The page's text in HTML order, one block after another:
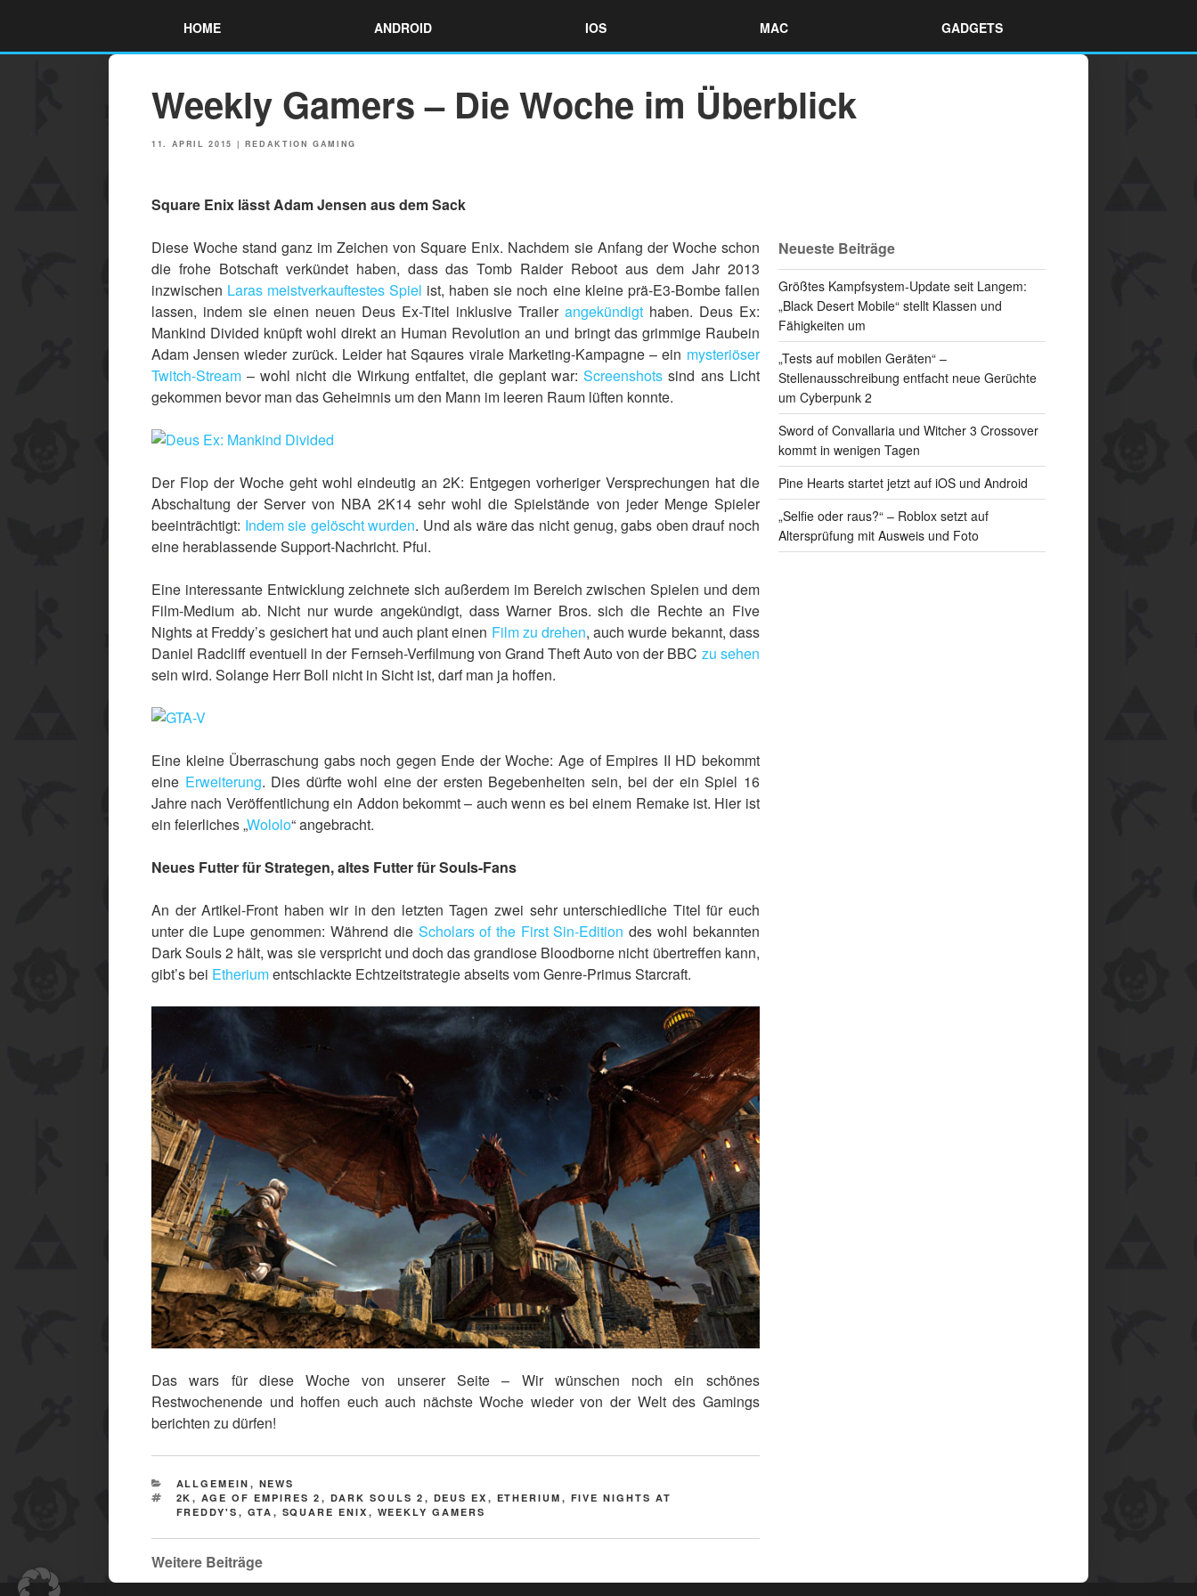
content
HOME ANDROID IOS MAC GADGETS
Weekly Gamers – Die Woche im Überblick
POSTED
11. APRIL 2015 | REDAKTION GAMING
Square Enix lässt Adam Jensen aus dem Sack
Diese Woche stand ganz im Zeichen von Square Enix. Nachdem sie Anfang der Woche schon
die frohe Botschaft verkündet haben, dass das Tomb Raider Reboot aus dem Jahr 2013
inzwischen Laras meistverkauftestes Spiel ist, haben sie noch eine kleine prä-E3-Bombe fallen
lassen, indem sie einen neuen Deus Ex-Titel inklusive Trailer angekündigthaben. Deus Ex:
Mankind Divided knüpft wohl direkt an Human Revolution an und bringt das grimmige Raubein
Adam Jensen wieder zurück. Leider hat Sqaures virale Marketing-Kampagne – ein mysteriöser
Twitch-Stream – wohl nicht die Wirkung entfaltet, die geplant war:Screenshots sind ans Licht
gekommen bevor man das Geheimnis um den Mann im leeren Raum lüften konnte.
Der Flop der Woche geht wohl eindeutig an 2K: Entgegen vorheriger Versprechungen hat die
Abschaltung der Server von NBA 2K14 sehr wohl die Spielstände von jeder Menge Spieler
beeinträchtigt: Indem sie gelöscht wurden. Und als wäre das nicht genug, gabs oben drauf noch
eine herablassende Support-Nachricht. Pfui.
Eine interessante Entwicklung zeichnete sich außerdem im Bereich zwischen Spielen und dem
Film-Medium ab. Nicht nur wurde angekündigt, dass Warner Bros. sich die Rechte an Five
Nights at Freddy’s gesichert hat und auch plant einen Film zu drehen, auch wurde bekannt, dass
Daniel Radcliff eventuell in der Fernseh-Verfilmung von Grand Theft Auto von der BBC zu sehen
sein wird. Solange Herr Boll nicht in Sicht ist, darf man ja hoffen.
Eine kleine Überraschung gabs noch gegen Ende der Woche: Age of Empires II HD bekommt
eine Erweiterung. Dies dürfte wohl eine der ersten Begebenheiten sein, bei der ein Spiel 16
Jahre nach Veröffentlichung ein Addon bekommt – auch wenn es bei einem Remake ist. Hier ist
ein feierliches „Wololo“ angebracht.
Neues Futter für Strategen, altes Futter für Souls-Fans
An der Artikel-Front haben wir in den letzten Tagen zwei sehr unterschiedliche Titel für euch
unter die Lupe genommen: Während die Scholars of the First Sin-Edition des wohl bekannten
Dark Souls 2 hält, was sie verspricht und doch das grandiose Bloodborne nicht übertreffen kann,
gibt’s bei Etheriumentschlackte Echtzeitstrategie abseits vom Genre-Primus Starcraft.
Das wars für diese Woche von unserer Seite – Wir wünschen noch ein schönes
Restwochenende und hoffen euch auch nächste Woche wieder von der Welt des Gamings
berichten zu dürfen!
CATEGORIES
ALLGEMEIN , NEWS
TAGS
2K , AGE OF EMPIRES 2 , DARK SOULS 2 , DEUS EX , ETHERIUM , FIVE NIGHTS AT
FREDDY'S , GTA , SQUARE ENIX , WEEKLY GAMERS
Weitere Beiträge
Neueste Beiträge
Größtes Kampfsystem-Update seit Langem:
„Black Desert Mobile“ stellt Klassen und
Fähigkeiten um
„Tests auf mobilen Geräten“ –
Stellenausschreibung entfacht neue Gerüchte
um Cyberpunk 2
Sword of Convallaria und Witcher 3 Crossover
kommt in wenigen Tagen
Pine Hearts startet jetzt auf iOS und Android
„Selfie oder raus?“ – Roblox setzt auf
Altersprüfung mit Ausweis und Foto